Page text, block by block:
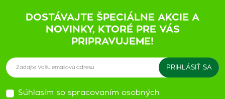
DOSTÁVAJTE ŠPECIÁLNE AKCIE A
NOVINKY, KTORÉ PRE VÁS
PRIPRAVUJEME!
Súhlasím so spracovaním osobných